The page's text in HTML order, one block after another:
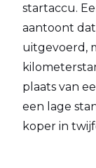
startaccu.
aantoont
uitgevoerd,
plaats van
een lage
koper in